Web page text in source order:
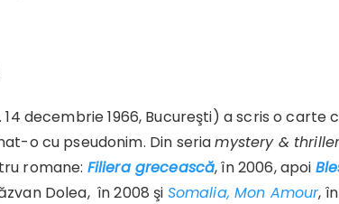
decembrie 1966, Bucureşti) a scris o carte
o cu pseudonim. Din seriamystery &
romane: Filiera grecească, în 2006, apoi
Dolea, în 2008 şi Somalia, Mon Amour,